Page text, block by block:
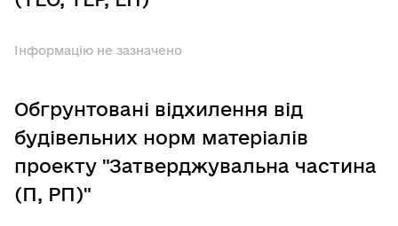
Інформацію не зазначено
Обгрунтовані відхилення від
будівельних норм матеріалів
проекту "Затверджувальна частина
(П, РП)"